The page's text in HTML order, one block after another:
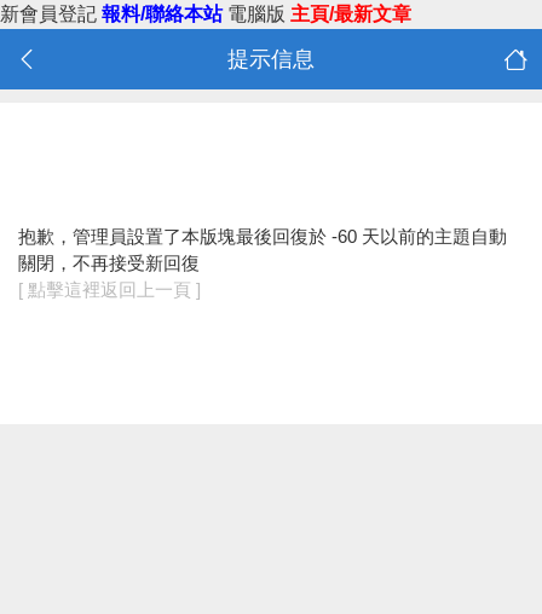
新會員登記 報料/聯絡本站 電腦版 主頁/最新文章
提示信息
抱歉，管理員設置了本版塊最後回復於 -60 天以前的主題自動
關閉，不再接受新回復
[ 點擊這裡返回上一頁 ]